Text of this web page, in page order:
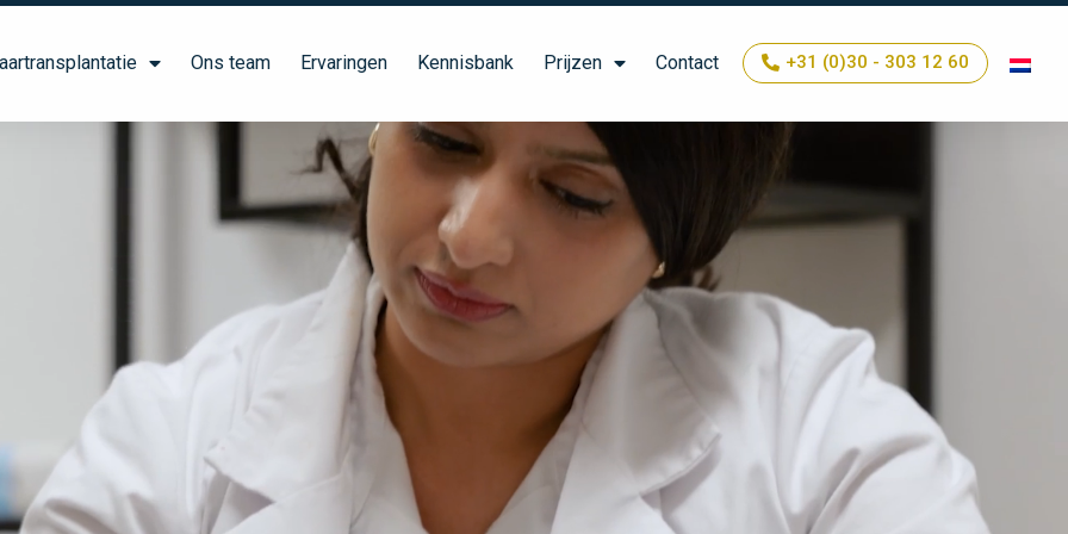
Ons team Ervaringen Kennisbank Prijzen Contact +31 (0)30 - 303 12 60